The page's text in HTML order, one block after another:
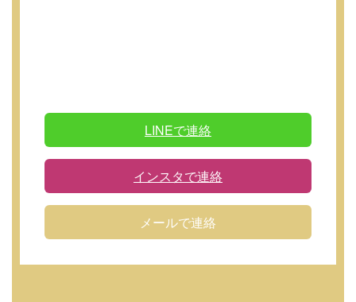
LINEで連絡
インスタで連絡
メールで連絡